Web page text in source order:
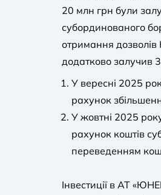
20 млн грн були
субординованого
отримання
додатково залучив
У вересні 2025
рахунок
У жовтні 2025
рахунок коштів
переведенням
Інвестиції в АТ